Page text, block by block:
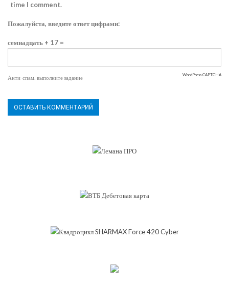
time I comment.
Пожалуйста, введите ответ цифрами:
семнадцать + 17 =
Анти-спам: выполните задание WordPress CAPTCHA